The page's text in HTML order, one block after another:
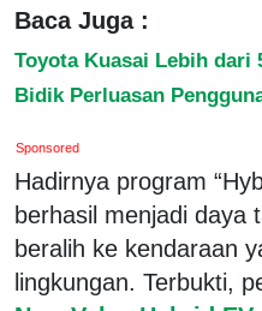
Baca Juga :
Toyota Kuasai Lebih dari
Bidik Perluasan
Sponsored
Hadirnya program
berhasil menjadi daya
beralih ke kendaraan
lingkungan. Terbukti,